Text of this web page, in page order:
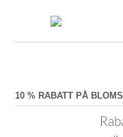
10 % RABATT PÅ